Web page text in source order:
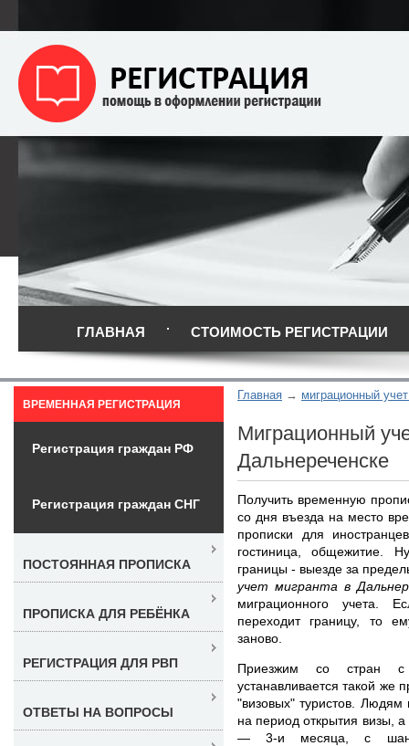
ГЛАВНАЯ СТОИМОСТЬ РЕГИСТРАЦИИ
Главная миграционный
Миграционный
Дальнереченске
Получить временную
со дня въезда на место
прописки для
гостиница, общежитие.
границы - выезде за
учет мигранта в
миграционного учета.
переходит границу, то
заново.
Приезжим со стран
устанавливается такой же
"визовых" туристов. Людям
на период открытия визы,
— 3-и месяца, с
ВРЕМЕННАЯ РЕГИСТРАЦИЯ
Регистрация граждан РФ
Регистрация граждан СНГ
ПОСТОЯННАЯ ПРОПИСКА
ПРОПИСКА ДЛЯ РЕБЁНКА
РЕГИСТРАЦИЯ ДЛЯ РВП
ОТВЕТЫ НА ВОПРОСЫ